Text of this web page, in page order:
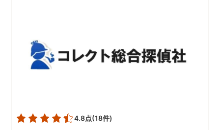
た私のケアをしっかりして
くださったおかげで、今は
元気に過ごせています。
して良かったと思ってい
4.8点(18件)